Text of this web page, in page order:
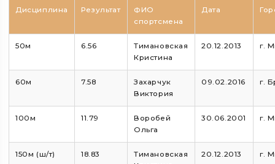
Дисциплина Результат
ФИО
спортсмена
Дата
50м 6.56
Тимановская
Кристина
20.12.2013 г.
60м 7.58
Захарчук
Виктория
09.02.2016 г.
100м 11.79
Воробей
Ольга
30.06.2001 г.
150м (ш/т) 18.83
Тимановская
20.12.2013 г.